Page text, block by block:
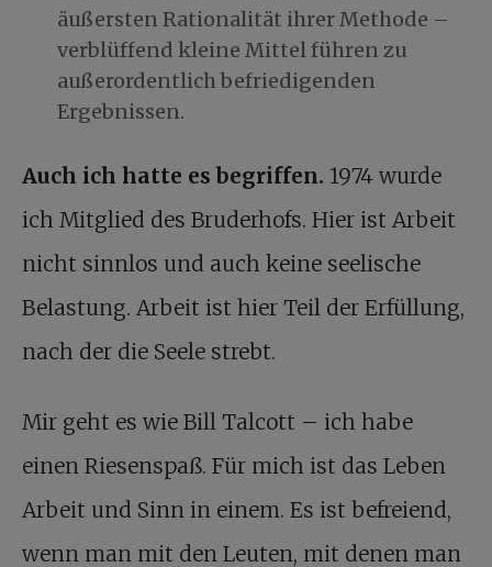
äußersten Rationalität ihrer Methode –
verblüffend kleine Mittel führen zu
außerordentlich befriedigenden
Ergebnissen.
Auch ich hatte es begriffen. 1974 wurde
ich Mitglied des Bruderhofs. Hier ist Arbeit
nicht sinnlos und auch keine seelische
Belastung. Arbeit ist hier Teil der Erfüllung,
nach der die Seele strebt.
Mir geht es wie Bill Talcott – ich habe
einen Riesenspaß. Für mich ist das Leben
Arbeit und Sinn in einem. Es ist befreiend,
wenn man mit den Leuten, mit denen man